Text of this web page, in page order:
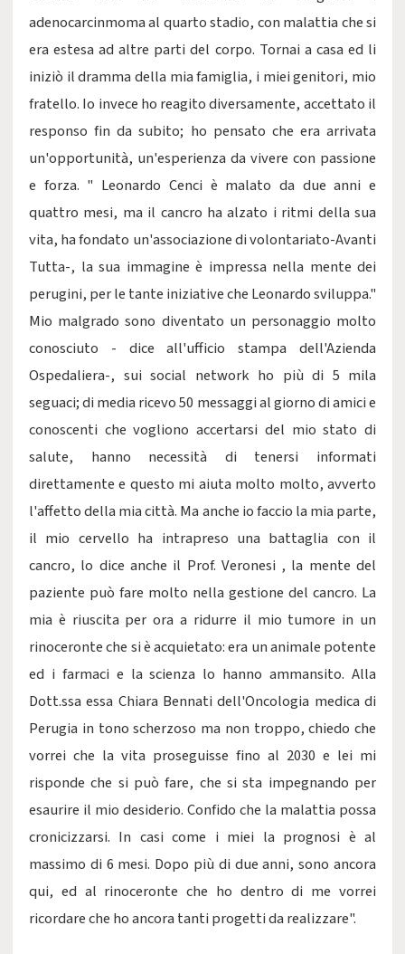
adenocarcinmoma al quarto stadio, con malattia che si
era estesa ad altre parti del corpo. Tornai a casa ed li
iniziò il dramma della mia famiglia, i miei genitori, mio
fratello. Io invece ho reagito diversamente, accettato il
responso fin da subito; ho pensato che era arrivata
un'opportunità, un'esperienza da vivere con passione
e forza. " Leonardo Cenci è malato da due anni e
quattro mesi, ma il cancro ha alzato i ritmi della sua
vita, ha fondato un'associazione di volontariato-Avanti
Tutta-, la sua immagine è impressa nella mente dei
perugini, per le tante iniziative che Leonardo sviluppa."
Mio malgrado sono diventato un personaggio molto
conosciuto - dice all'ufficio stampa dell'Azienda
Ospedaliera-, sui social network ho più di 5 mila
seguaci; di media ricevo 50 messaggi al giorno di amici e
conoscenti che vogliono accertarsi del mio stato di
salute, hanno necessità di tenersi informati
direttamente e questo mi aiuta molto molto, avverto
l'affetto della mia città. Ma anche io faccio la mia parte,
il mio cervello ha intrapreso una battaglia con il
cancro, lo dice anche il Prof. Veronesi , la mente del
paziente può fare molto nella gestione del cancro. La
mia è riuscita per ora a ridurre il mio tumore in un
rinoceronte che si è acquietato: era un animale potente
ed i farmaci e la scienza lo hanno ammansito. Alla
Dott.ssa essa Chiara Bennati dell'Oncologia medica di
Perugia in tono scherzoso ma non troppo, chiedo che
vorrei che la vita proseguisse fino al 2030 e lei mi
risponde che si può fare, che si sta impegnando per
esaurire il mio desiderio. Confido che la malattia possa
cronicizzarsi. In casi come i miei la prognosi è al
massimo di 6 mesi. Dopo più di due anni, sono ancora
qui, ed al rinoceronte che ho dentro di me vorrei
ricordare che ho ancora tanti progetti da realizzare".